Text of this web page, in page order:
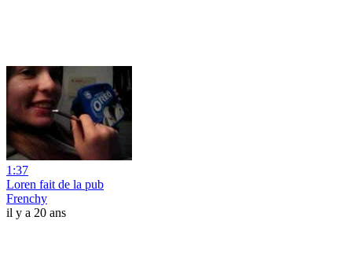
1:37
Loren fait de la pub
Frenchy
il y a 20 ans